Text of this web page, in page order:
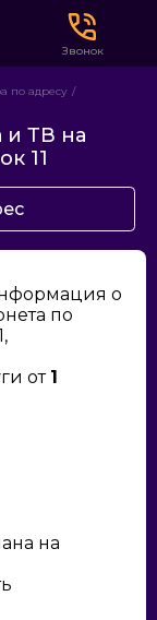
Звонок
по адресу
и ТВ на
11
о
по
от 1
на